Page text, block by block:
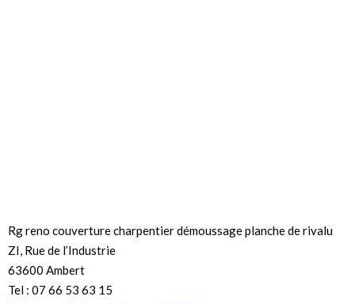
Rg reno couverture charpentier démoussage planche de rivalu
ZI, Rue de l’Industrie
63600 Ambert
Tel : 07 66 53 63 15